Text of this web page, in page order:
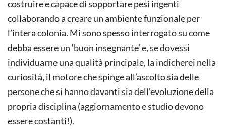
costruire e capace di sopportare pesi ingenti
collaborando a creare un ambiente funzionale per
l’intera colonia. Mi sono spesso interrogato su come
debba essere un ‘buon insegnante’ e, se dovessi
individuarne una qualità principale, la indicherei nella
curiosità, il motore che spinge all’ascolto sia delle
persone che si hanno davanti sia dell’evoluzione della
propria disciplina (aggiornamento e studio devono
essere costanti!).